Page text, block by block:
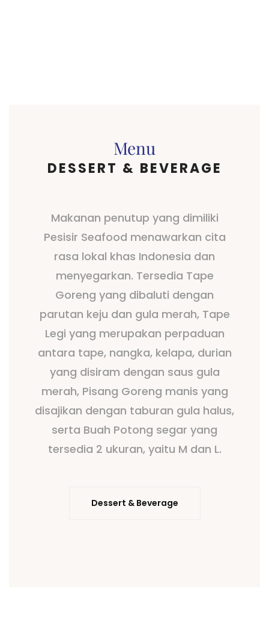
Menu
DESSERT & BEVERAGE
Makanan penutup yang dimiliki
Pesisir Seafood menawarkan cita
rasa lokal khas Indonesia dan
menyegarkan. Tersedia Tape
Goreng yang dibaluti dengan
parutan keju dan gula merah, Tape
Legi yang merupakan perpaduan
antara tape, nangka, kelapa, durian
yang disiram dengan saus gula
merah, Pisang Goreng manis yang
disajikan dengan taburan gula halus,
serta Buah Potong segar yang
tersedia 2 ukuran, yaitu M dan L.
Dessert & Beverage